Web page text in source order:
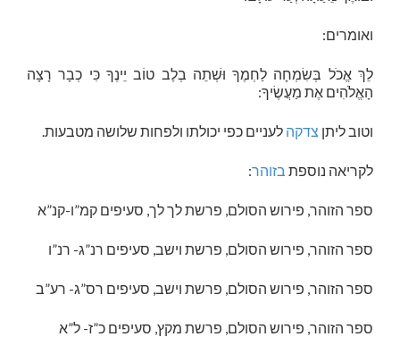
ואומרים:
לֵךְ אֱכֹל בְּשִׂמְחָה לַחְמֶךָ וּשְׁתֵה בְלֶב טוֹב יֵינֶךָ כִּי כְבָר רָצָה
הָאֱלֹהִים אֶת מַעֲשֶׂיךָ:
וטוב ליתן צדקה לעניים כפי יכולתו ולפחות שלושה מטבעות.
לקריאה נוספת בזוהר:
ספר הזוהר, פירוש הסולם, פרשת לך לך, סעיפים קמ”ו-קנ”א
ספר הזוהר, פירוש הסולם, פרשת וישב, סעיפים רנ”ג- רנ”ו
ספר הזוהר, פירוש הסולם, פרשת וישב, סעיפים רס”ג- רע”ב
ספר הזוהר, פירוש הסולם, פרשת מקץ, סעיפים כ”ז- ל”א